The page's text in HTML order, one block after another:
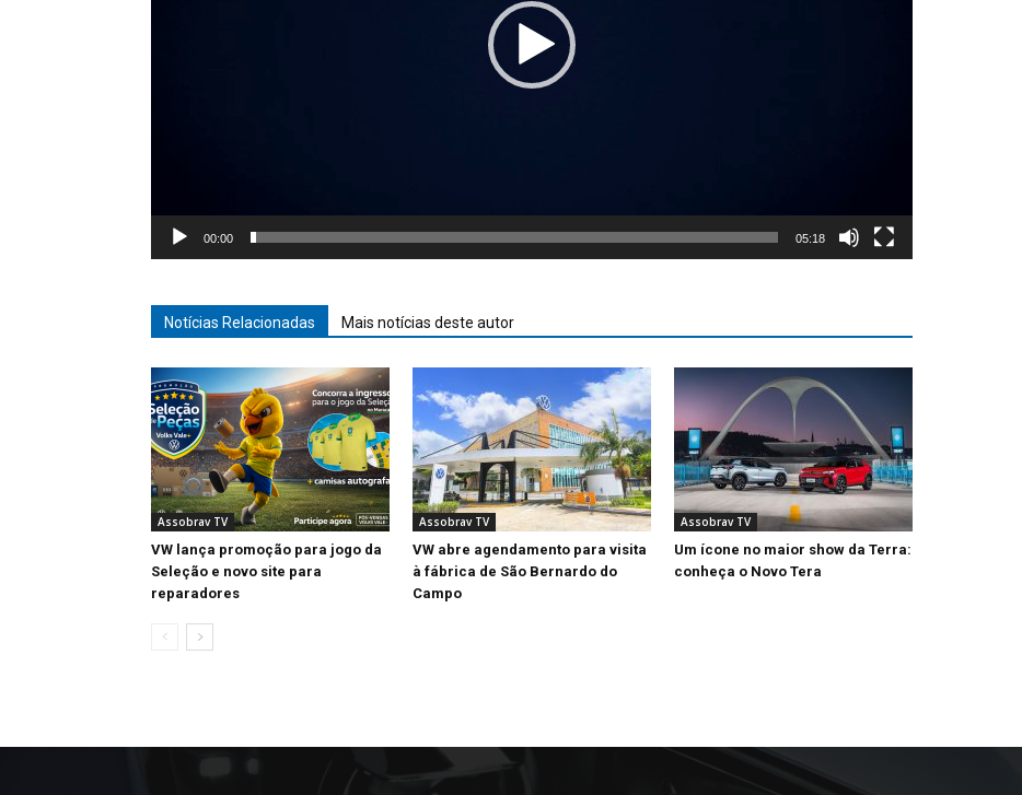
00:00 05:18
Notícias Relacionadas Mais notícias deste autor
Assobrav TV
VW lança promoção para jogo da
Seleção e novo site para
reparadores
Assobrav TV
VW abre agendamento para visita
à fábrica de São Bernardo do
Campo
Assobrav TV
Um ícone no maior show da Terra:
conheça o Novo Tera